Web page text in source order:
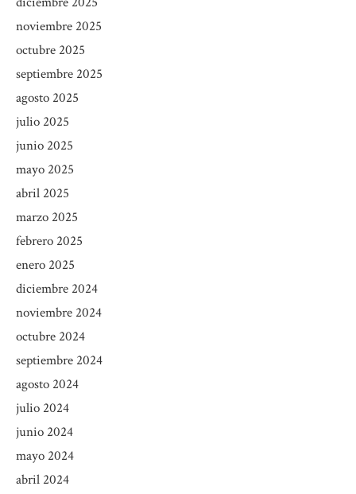
noviembre 2025
octubre 2025
septiembre 2025
agosto 2025
julio 2025
junio 2025
mayo 2025
abril 2025
marzo 2025
febrero 2025
enero 2025
diciembre 2024
noviembre 2024
octubre 2024
septiembre 2024
agosto 2024
julio 2024
junio 2024
mayo 2024
abril 2024